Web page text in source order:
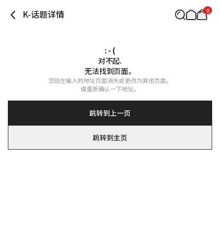
K-话题详情 0
: - (
对不起.
无法找到页面。
您现在输入的地址页面消失或更改为其他页面。
请重新确认一下地址。
跳转到上一页
跳转到主页